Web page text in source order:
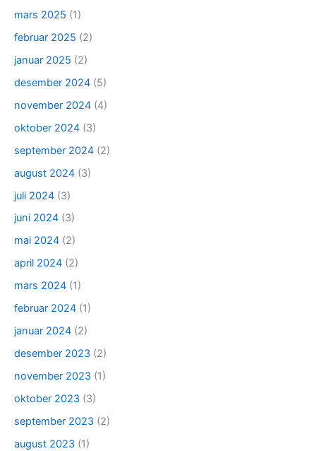
mars 2025 (1)
februar 2025 (2)
januar 2025 (2)
desember 2024 (5)
november 2024 (4)
oktober 2024 (3)
september 2024 (2)
august 2024 (3)
juli 2024 (3)
juni 2024 (3)
mai 2024 (2)
april 2024 (2)
mars 2024 (1)
februar 2024 (1)
januar 2024 (2)
desember 2023 (2)
november 2023 (1)
oktober 2023 (3)
september 2023 (2)
august 2023 (1)